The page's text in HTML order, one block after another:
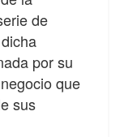
de
por su
que
sus